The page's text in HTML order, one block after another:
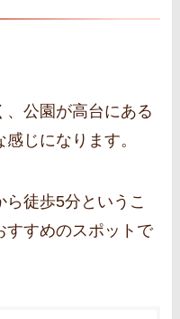
公園が高台にある
じになります。
徒歩5分というこ
すすめのスポットで